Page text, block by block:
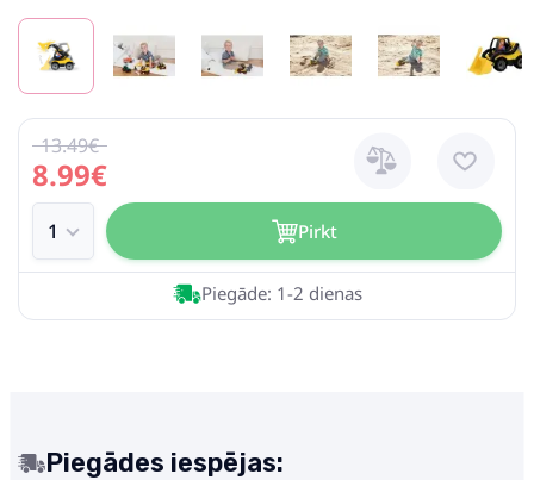
8.99€
13.49€
Pirkt
Piegāde: 1-2 dienas
Piegādes iespējas: